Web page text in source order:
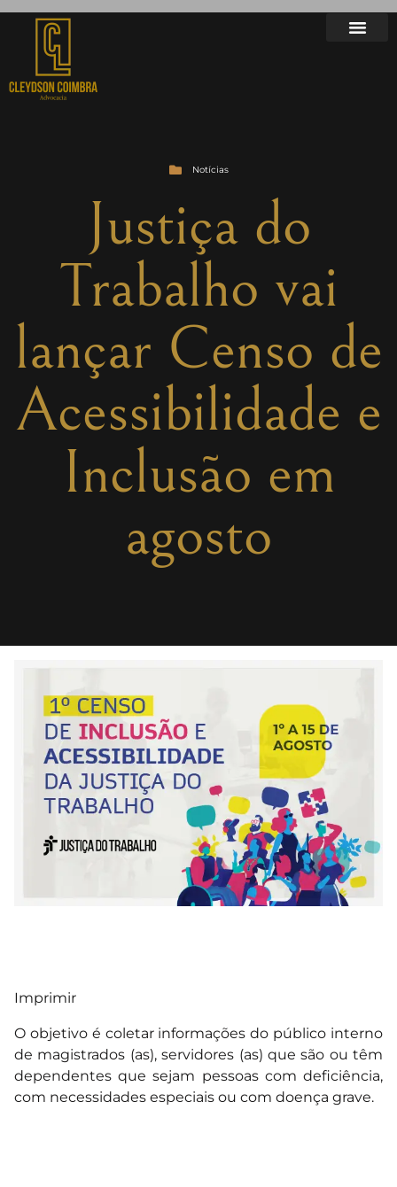
Notícias
Justiça do
Trabalho vai
lançar Censo de
Acessibilidade e
Inclusão em
agosto
Imprimir
O objetivo é coletar informações do público interno
de magistrados (as), servidores (as) que são ou têm
dependentes que sejam pessoas com deficiência,
com necessidades especiais ou com doença grave.